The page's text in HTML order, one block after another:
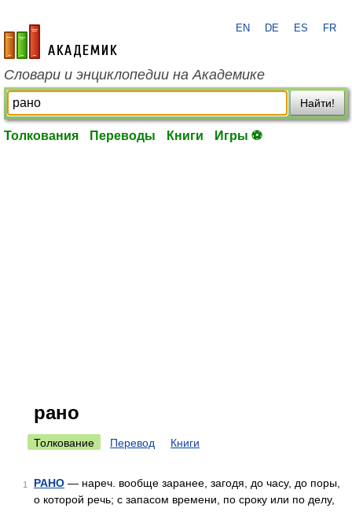
academic.ru
EN DE ES FR
Словари и энциклопедии на Академике
Найти!
Толкования Переводы Книги Игры ⚽
рано
Толкование Перевод Книги
1 РАНО — нареч. вообще заранее, загодя, до часу, до поры,
о которой речь; с запасом времени, по сроку или по делу,